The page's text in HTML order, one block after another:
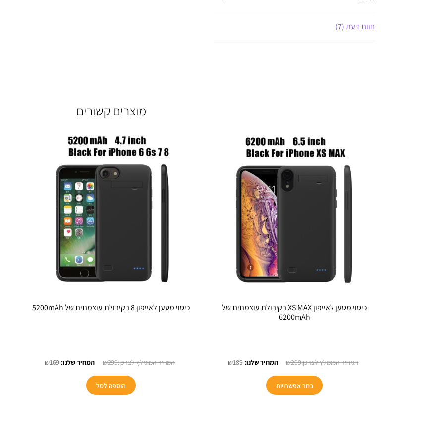
חוות דעת (7)
מוצרים קשורים
כיסוי מטען לאייפון XS MAX בקיבולת עוצמתית של
6200mAh
₪299
המחיר
היה:
₪299.
₪189
בחר אפשרויות
כיסוי מטען לאייפון 8 בקיבולת עוצמתית של 5200mAh
₪299
המחיר
היה:
₪299.
₪169
הוספה לסל